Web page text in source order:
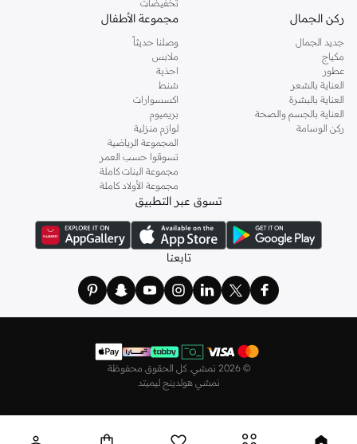
تخفيضات
ركن الجمال
جديد الجمال
مكياج
عطور
العناية بالشعر
العناية بالبشرة
العناية بالجسم والصحة
ركن الوسامة
مجموعة الأطفال
وصلنا حديثاً
ملابس
احذية
شنط
اكسسوارات
بريميوم
لوازم منزلية
المجموعة الرياضية
تسوقوا حسب العمر
مجموعة البنات كاملة
مجموعة الأولاد كاملة
تسوق عبر التطبيق
تابعنا
© 2026 نمشي. كل الحقوق محفوظة
نمشي هولدينج ليميتد